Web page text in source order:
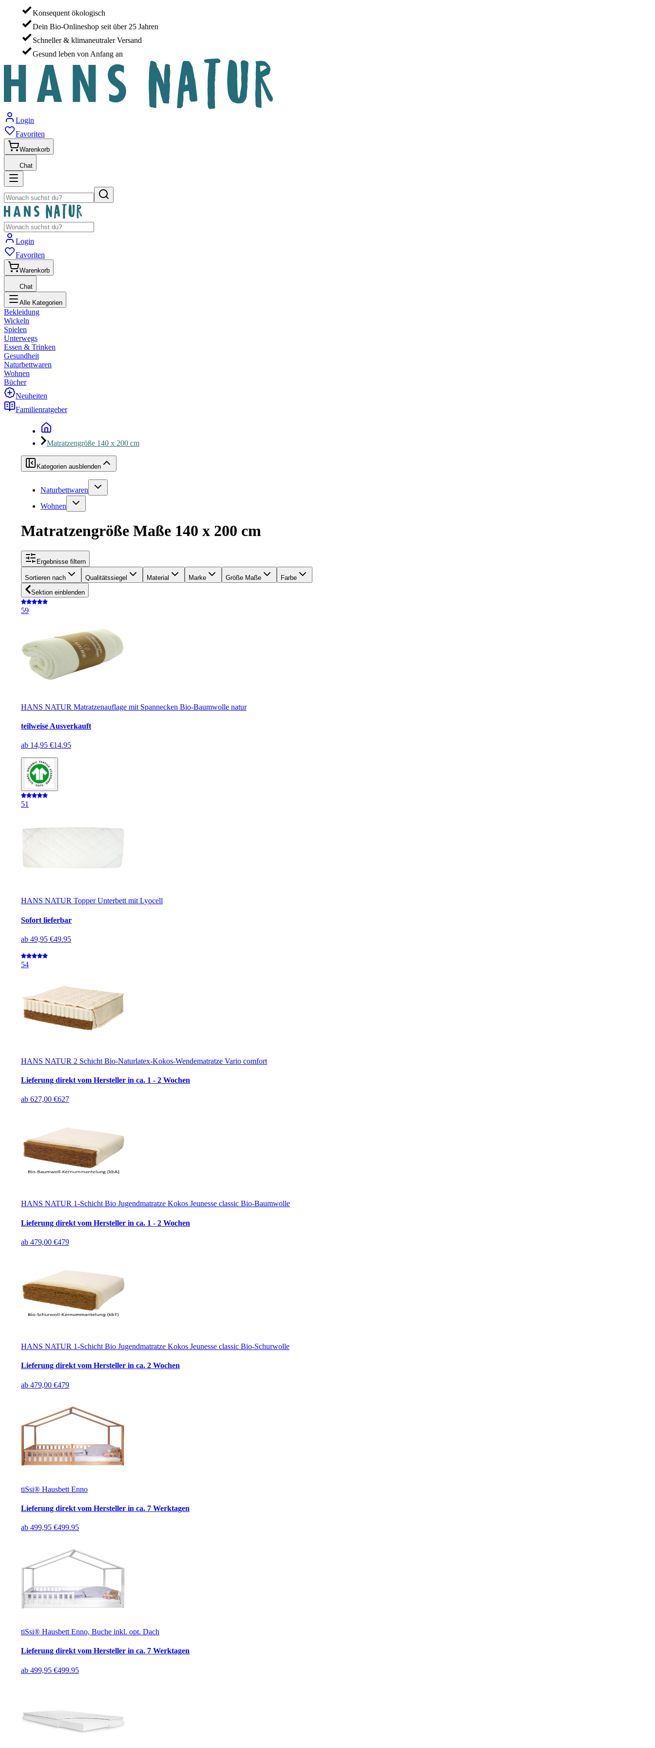
Konsequent ökologisch
Dein Bio-Onlineshop seit über 25 Jahren
Schneller & klimaneutraler Versand
Gesund leben von Anfang an
Login
Favoriten
Warenkorb
Chat
Login
Favoriten
Warenkorb
Chat
Alle Kategorien
Bekleidung
Wickeln
Spielen
Unterwegs
Essen & Trinken
Gesundheit
Naturbettwaren
Wohnen
Bücher
Neuheiten
Familienratgeber
Matratzengröße 140 x 200 cm
Kategorien ausblenden
Naturbettwaren
Wohnen
Matratzengröße Maße 140 x 200 cm
Ergebnisse filtern
Sortieren nach Qualitätssiegel Material Marke Größe Maße
Farbe
Sektion einblenden
59
HANS NATUR Matratzenauflage mit Spannecken Bio-Baumwolle natur
teilweise Ausverkauft
ab 14,95 €14.95
51
HANS NATUR Topper Unterbett mit Lyocell
Sofort lieferbar
ab 49,95 €49.95
54
HANS NATUR 2 Schicht Bio-Naturlatex-Kokos-Wendematratze Vario comfort
Lieferung direkt vom Hersteller in ca. 1 - 2 Wochen
ab 627,00 €627
HANS NATUR 1-Schicht Bio Jugendmatratze Kokos Jeunesse classic Bio-Baumwolle
Lieferung direkt vom Hersteller in ca. 1 - 2 Wochen
ab 479,00 €479
HANS NATUR 1-Schicht Bio Jugendmatratze Kokos Jeunesse classic Bio-Schurwolle
Lieferung direkt vom Hersteller in ca. 2 Wochen
ab 479,00 €479
tiSsi® Hausbett Enno
Lieferung direkt vom Hersteller in ca. 7 Werktagen
ab 499,95 €499.95
tiSsi® Hausbett Enno, Buche inkl. opt. Dach
Lieferung direkt vom Hersteller in ca. 7 Werktagen
ab 499,95 €499.95